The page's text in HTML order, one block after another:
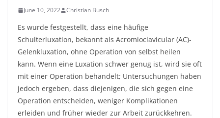
June 10, 2022 Christian Busch
Es wurde festgestellt, dass eine häufige
Schulterluxation, bekannt als Acromioclavicular (AC)-
Gelenkluxation, ohne Operation von selbst heilen
kann. Wenn eine Luxation schwer genug ist, wird sie oft
mit einer Operation behandelt; Untersuchungen haben
jedoch ergeben, dass diejenigen, die sich gegen eine
Operation entscheiden, weniger Komplikationen
erleiden und früher wieder zur Arbeit zurückkehren.